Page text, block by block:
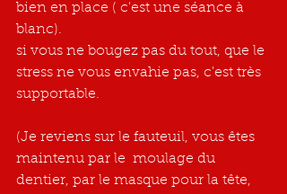
bien en place ( c'est une séance à
blanc).
si vous ne bougez pas du tout, que le
stress ne vous envahie pas, c'est très
supportable.
(Je reviens sur le fauteuil, vous êtes
maintenu par le  moulage du
dentier, par le masque pour la tête,